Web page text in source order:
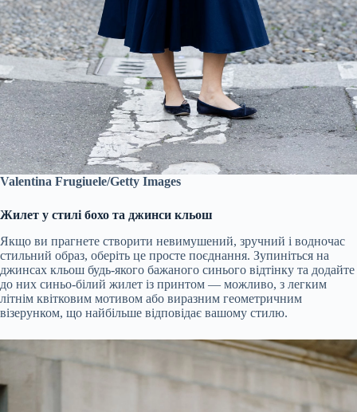
Valentina Frugiuele/Getty Images
Жилет у стилі бохо та джинси кльош
Якщо ви прагнете створити невимушений, зручний і водночас
стильний образ, оберіть це просте поєднання. Зупиніться на
джинсах кльош будь-якого бажаного синього відтінку та додайте
до них синьо-білий жилет із принтом — можливо, з легким
літнім квітковим мотивом або виразним геометричним
візерунком, що найбільше відповідає вашому стилю.